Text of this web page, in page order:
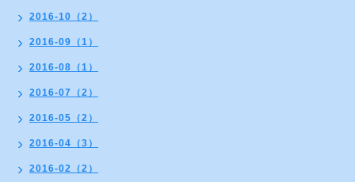
2016-10（2）
2016-09（1）
2016-08（1）
2016-07（2）
2016-05（2）
2016-04（3）
2016-02（2）